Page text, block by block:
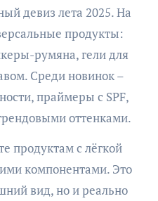
девиз лета 2025. На
продукты:
румяна, гели для
Среди новинок –
праймеры с SPF,
оттенками.
продуктам с лёгкой
компонентами. Это
вид, но и реально